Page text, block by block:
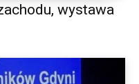
wystawa